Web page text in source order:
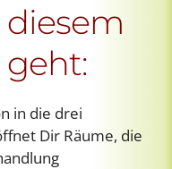
in die drei
Dir Räume, die